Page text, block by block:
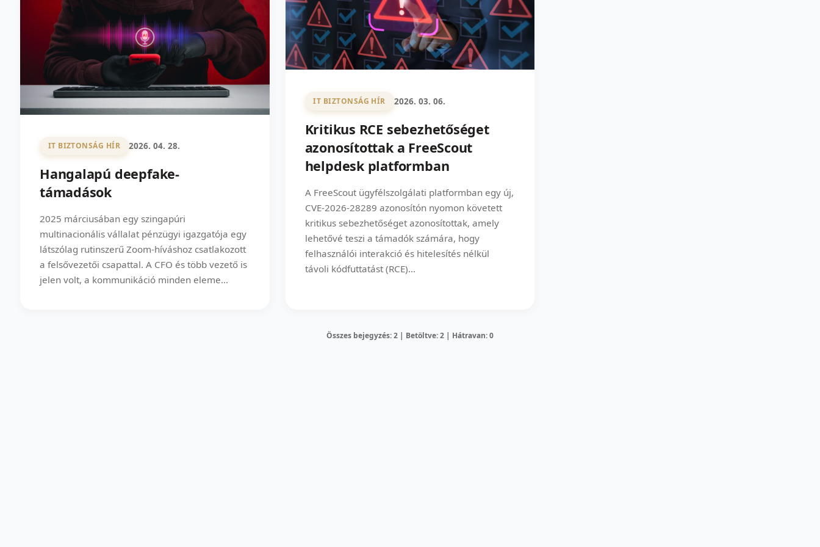
IT BIZTONSÁG HÍR 2026. 04. 28.
Hangalapú deepfake-
támadások
2025 márciusában egy szingapúri
multinacionális vállalat pénzügyi igazgatója egy
látszólag rutinszerű Zoom-híváshoz csatlakozott
a felsővezetői csapattal. A CFO és több vezető is
jelen volt, a kommunikáció minden eleme...
IT BIZTONSÁG HÍR 2026. 03. 06.
Kritikus RCE sebezhetőséget
azonosítottak a FreeScout
helpdesk platformban
A FreeScout ügyfélszolgálati platformban egy új,
CVE-2026-28289 azonosítón nyomon követett
kritikus sebezhetőséget azonosítottak, amely
lehetővé teszi a támadók számára, hogy
felhasználói interakció és hitelesítés nélkül
távoli kódfuttatást (RCE)...
Összes bejegyzés: 2 | Betöltve: 2 | Hátravan: 0